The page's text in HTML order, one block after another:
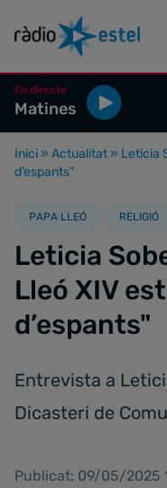
En directe
Matines
Inici » Actualitat » Leticia
d’espants"
PAPA LLEÓ RELIGIÓ
Leticia
Lleó XIV
d’espants"
Entrevista a
Dicasteri de
Publicat: 09/05/2025